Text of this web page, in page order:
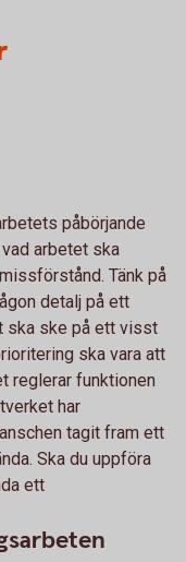
påbörjande
arbetet ska
Tänk på
detalj på ett
ska ske på ett visst
ska vara att
reglerar funktionen
har
tagit fram ett
Ska du uppföra
ett